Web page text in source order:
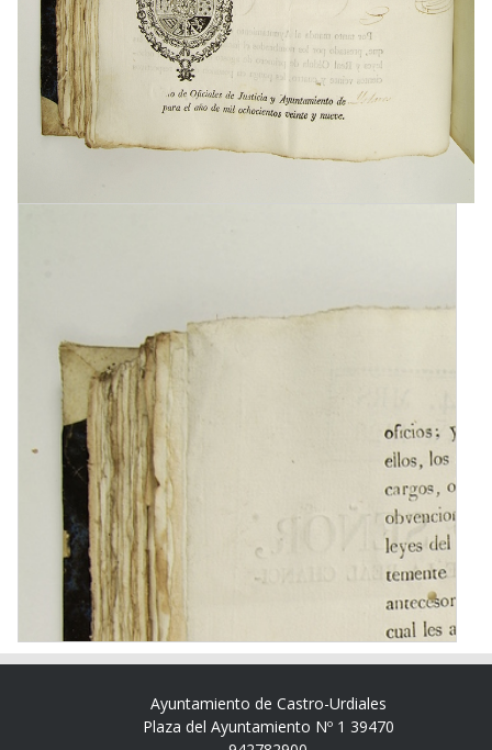
Ayuntamiento de Castro-Urdiales
Plaza del Ayuntamiento Nº 1 39470